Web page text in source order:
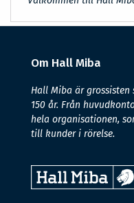
Om Hall Miba
Hall Miba är
150 år. Från
hela organisationen,
till kunder i rörelse.